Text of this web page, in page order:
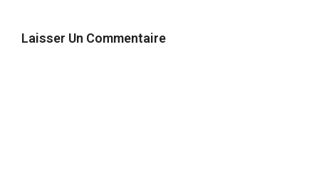
Laisser Un Commentaire